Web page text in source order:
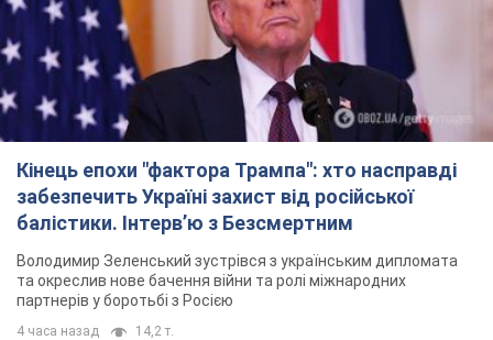
Кінець епохи "фактора Трампа": хто насправді
забезпечить Україні захист від російської
балістики. Інтерв’ю з Безсмертним
Володимир Зеленський зустрівся з українським дипломата
та окреслив нове бачення війни та ролі міжнародних
партнерів у боротьбі з Росією
4 часа назад 14,2 т.